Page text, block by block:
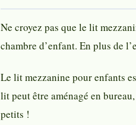
Ne croyez pas que le lit
chambre d’enfant. En plus de
Le lit mezzanine pour enfants
lit peut être aménagé en
petits !